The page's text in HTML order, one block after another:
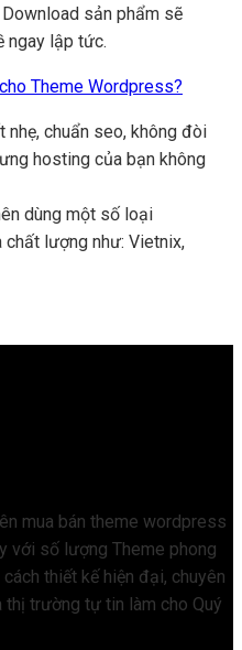
sản phẩm sẽ
ngay lập tức.
Theme Wordpress?
nhẹ, chuẩn seo, không đòi
hosting của bạn không
dùng một số loại
chất lượng như: Vietnix,
mua bán theme wordpress
với số lượng Theme phong
thiết kế hiện đại, chuyên
thị trường tự tin làm cho Quý